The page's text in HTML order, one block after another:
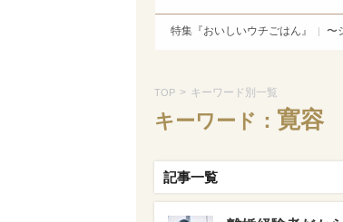
特集『おいしいウチごはん』 〜
TOP > キーワード別一覧
キーワード： 寛容
記事一覧